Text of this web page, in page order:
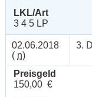
LKL/Art
3 4 5 LP
02.06.2018
( n)
3.
Preisgeld
150,00 €